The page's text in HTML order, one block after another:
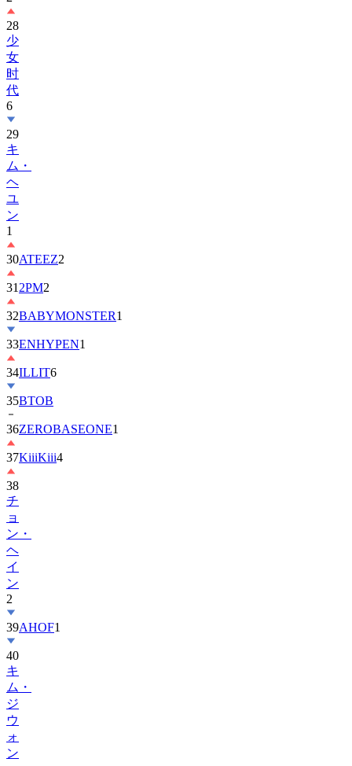
少
女
时
代
6
29
キ
ム・
ヘ
ユ
ン
1
30
312PM2
32 BABYMONSTER
33ENHYPEN1
34ILLIT6
35BTOB
36ZEROBASEONE
37KiiiKiii4
38
チ
ョ
ン・
ヘ
イ
ン
2
39
40
キ
ム・
ジ
ウ
ォ
ン
41